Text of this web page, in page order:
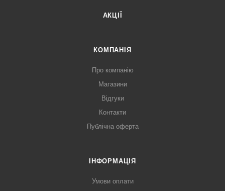
АКЦІЇ
КОМПАНІЯ
Про компанію
Магазини
Відгуки
Контакти
Публічна оферта
ІНФОРМАЦІЯ
Умови оплати